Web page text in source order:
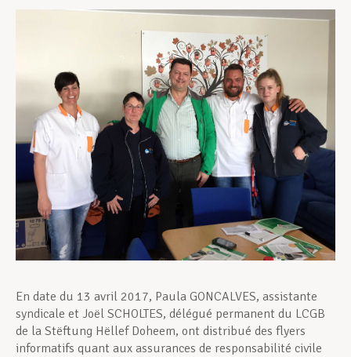
Assistance en vie privée
Développement professionnel
Devenir Membre
Actualités
En date du 13 avril 2017, Paula GONCALVES, assistante
syndicale et Joël SCHOLTES, délégué permanent du LCGB
de la Stëftung Hëllef Doheem, ont distribué des flyers
informatifs quant aux assurances de responsabilité civile